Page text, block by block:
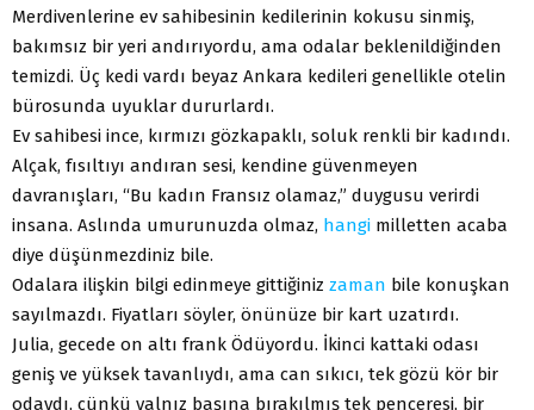
Merdivenlerine ev sahibesinin kedilerinin kokusu sinmiş,
bakımsız bir yeri andırıyordu, ama odalar beklenildiğinden
temizdi. Üç kedi vardı beyaz Ankara kedileri genellikle otelin
bürosunda uyuklar dururlardı.
Ev sahibesi ince, kırmızı gözkapaklı, soluk renkli bir kadındı.
Alçak, fısıltıyı andıran sesi, kendine güvenmeyen
davranışları, “Bu kadın Fransız olamaz,” duygusu verirdi
insana. Aslında umurunuzda olmaz, hangi milletten acaba
diye düşünmezdiniz bile.
Odalara ilişkin bilgi edinmeye gittiğiniz zaman bile konuşkan
sayılmazdı. Fiyatları söyler, önünüze bir kart uzatırdı.
Julia, gecede on altı frank Ödüyordu. İkinci kattaki odası
geniş ve yüksek tavanlıydı, ama can sıkıcı, tek gözü kör bir
odaydı, çünkü yalnız başına bırakılmış tek penceresi, bir